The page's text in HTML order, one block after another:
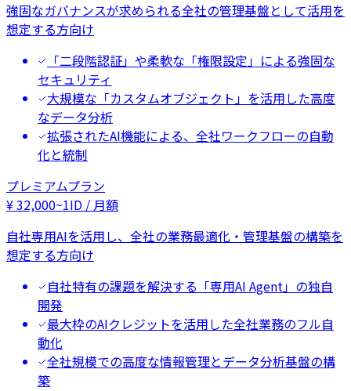
強固なガバナンスが求められる全社の管理基盤として活用を
想定する方向け
「二段階認証」や柔軟な「権限設定」による強固な
セキュリティ
大規模な「カスタムオブジェクト」を活用した高度
なデータ分析
拡張されたAI機能による、全社ワークフローの自動
化と統制
プレミアムプラン
¥32,000~1ID / 月額
自社専用AIを活用し、全社の業務最適化・管理基盤の構築を
想定する方向け
自社特有の課題を解決する「専用AI Agent」の独自
開発
最大枠のAIクレジットを活用した全社業務のフル自
動化
全社規模での高度な情報管理とデータ分析基盤の構
築